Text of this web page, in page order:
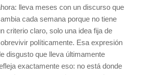
lleva meses con un discurso que
cada semana porque no tiene
criterio claro, solo una idea fija de
políticamente. Esa expresión
disgusto que lleva últimamente
exactamente eso: no está donde